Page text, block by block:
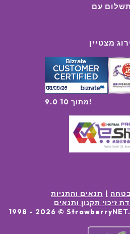
מצטיין
9.0 מתוך 10!
תנאים והתניות
זיכוי תקנון ותנאים
1998 - 2026 ©